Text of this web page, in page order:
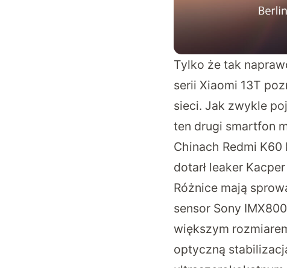
Tylko że tak
serii Xiaomi 13T
sieci. Jak zwykle
ten drugi smartfon
Chinach Redmi
dotarł leaker
Różnice mają
sensor Sony
większym
optyczną